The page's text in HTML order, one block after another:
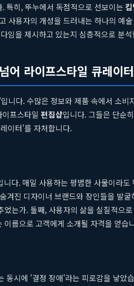
특히, 뚜누에서 독점적으로 선보이는
사용자의 개성을 드러내는 하나의
임을 제시하고 있는지 심층적으로 분
라이프스타일 큐레이
니다. 수많은 정보와 제품 속에서 소
프스타일 편집샵입니다. 그들은 단순
이터'를 자처합니다.
. 매일 사용하는 평범한 사물이라
진 디자이너 브랜드와 장인들을 발
는가. 둘째, 사용자의 삶을 실질적
름으로 고객에게 소개될 자격을 얻습
동시에 '결정 장애'라는 피로감을 낳